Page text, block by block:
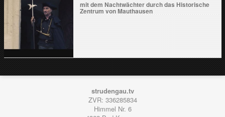
mit dem Nachtwächter durch das Historische
Zentrum von Mauthausen
strudengau.tv
ZVR: 336285834
Himmel Nr. 6